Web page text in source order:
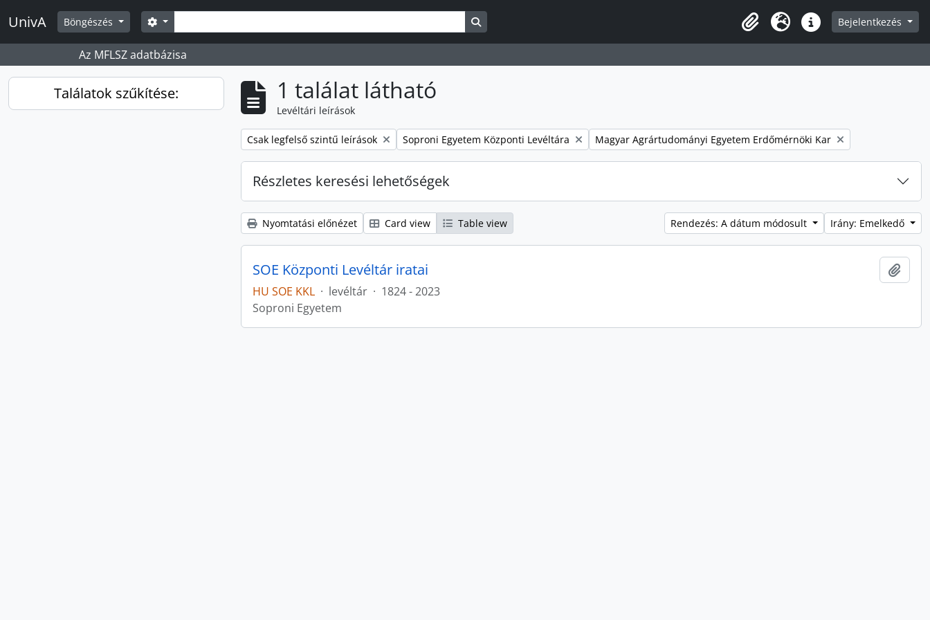
Skip to main content
UnivA Böngészés Keresés
Search options Search in browse page
VágólapNyelv Gyorshivatkozások
Bejelentkezés
Az MFLSZ adatbázisa
Találatok szűkítése: 1 találat látható
Levéltári leírások
Remove filter:
Csak legfelső szintű leírások Remove filter:
Soproni Egyetem Központi Levéltára Remove filter:
Magyar Agrártudományi Egyetem Erdőmérnöki Kar
Részletes keresési lehetőségek
Nyomtatási előnézet Card view Table view Rendezés: A dátum módosult Irány: Emelkedő
SOE Központi Levéltár iratai
HU SOE KKL · levéltár · 1824 - 2023
Soproni Egyetem